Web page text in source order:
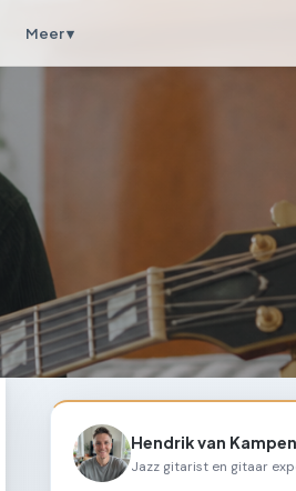
Meer ▾
Hendrik van Kampen
Jazz gitarist en gitaar